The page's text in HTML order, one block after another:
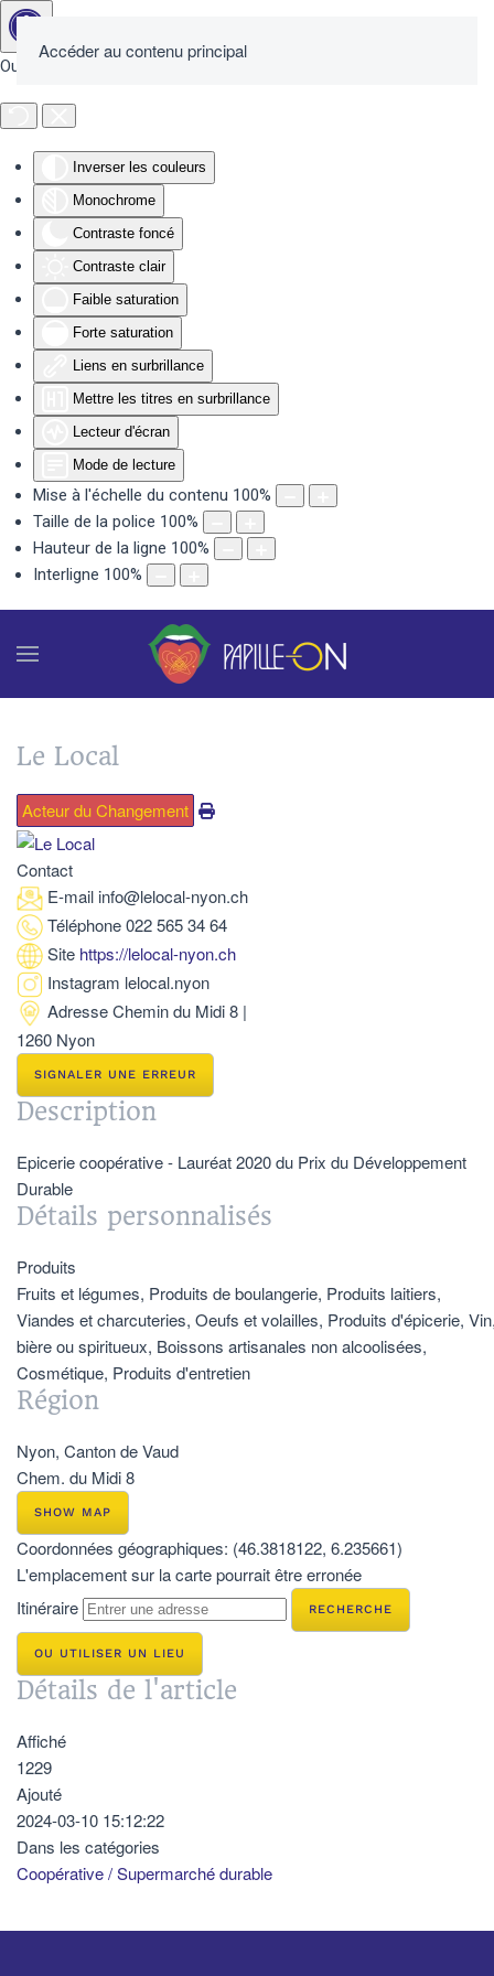
Outils d'accessibilité
Inverser les couleurs
Monochrome
Contraste foncé
Contraste clair
Faible saturation
Forte saturation
Liens en surbrillance
Mettre les titres en surbrillance
Lecteur d'écran
Mode de lecture
Mise à l'échelle du contenu 100%
Taille de la police 100%
Hauteur de la ligne 100%
Interligne 100%
Accéder au contenu principal
Le Local
Acteur du Changement
Contact
E-mail info@lelocal-nyon.ch
Téléphone022 565 34 64
Site https://lelocal-nyon.ch
Instagram lelocal.nyon
AdresseChemin du Midi 8 |
1260 Nyon
SIGNALER UNE ERREUR
Description
Epicerie coopérative - Lauréat 2020 du Prix du Développement
Durable
Détails personnalisés
Produits
Fruits et légumes, Produits de boulangerie, Produits laitiers,
Viandes et charcuteries, Oeufs et volailles, Produits d'épicerie,
bière ou spiritueux, Boissons artisanales non alcoolisées,
Cosmétique, Produits d'entretien
Région
Nyon, Canton de Vaud
Chem. du Midi 8
SHOW MAP
Coordonnées géographiques: (46.3818122, 6.235661)
L'emplacement sur la carte pourrait être erronée
Itinéraire
OU UTILISER UN LIEU
Détails de l'article
Affiché
1229
Ajouté
2024-03-10 15:12:22
Dans les catégories
Coopérative / Supermarché durable